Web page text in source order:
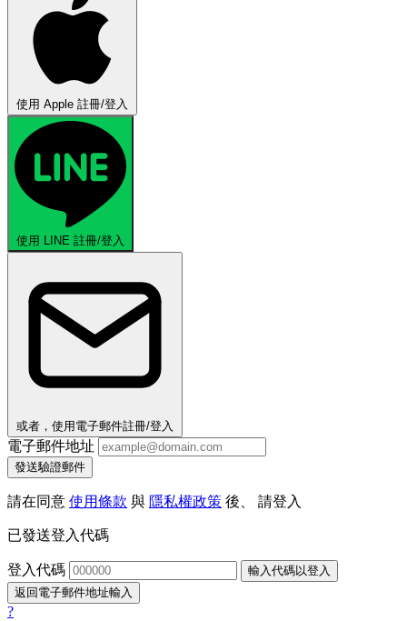
使用 Apple 註冊/登入
使用 LINE 註冊/登入
或者，使用電子郵件註冊/登入
電子郵件地址
發送驗證郵件
請在同意 使用條款 與 隱私權政策 後、 請登入
已發送登入代碼
登入代碼
輸入代碼以登入
返回電子郵件地址輸入
?